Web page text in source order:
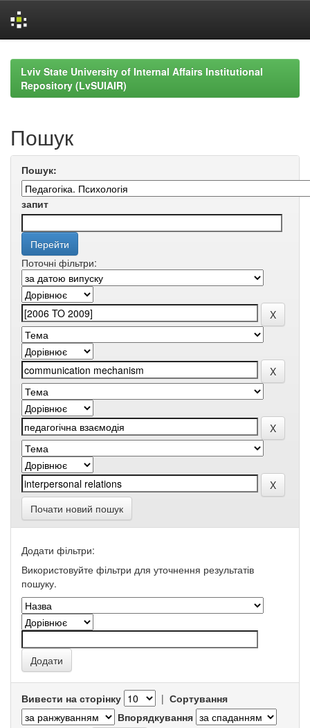
navigationLviv State University of Internal Affairs Institutional
Repository (LvSUIAIR)
Пошук
Пошук:
запит
Поточні фільтри:
Почати новий пошук
Додати фільтри:
Використовуйте фільтри для уточнення результатів
пошуку.
Вивести на сторінку | Сортування
Впорядкування